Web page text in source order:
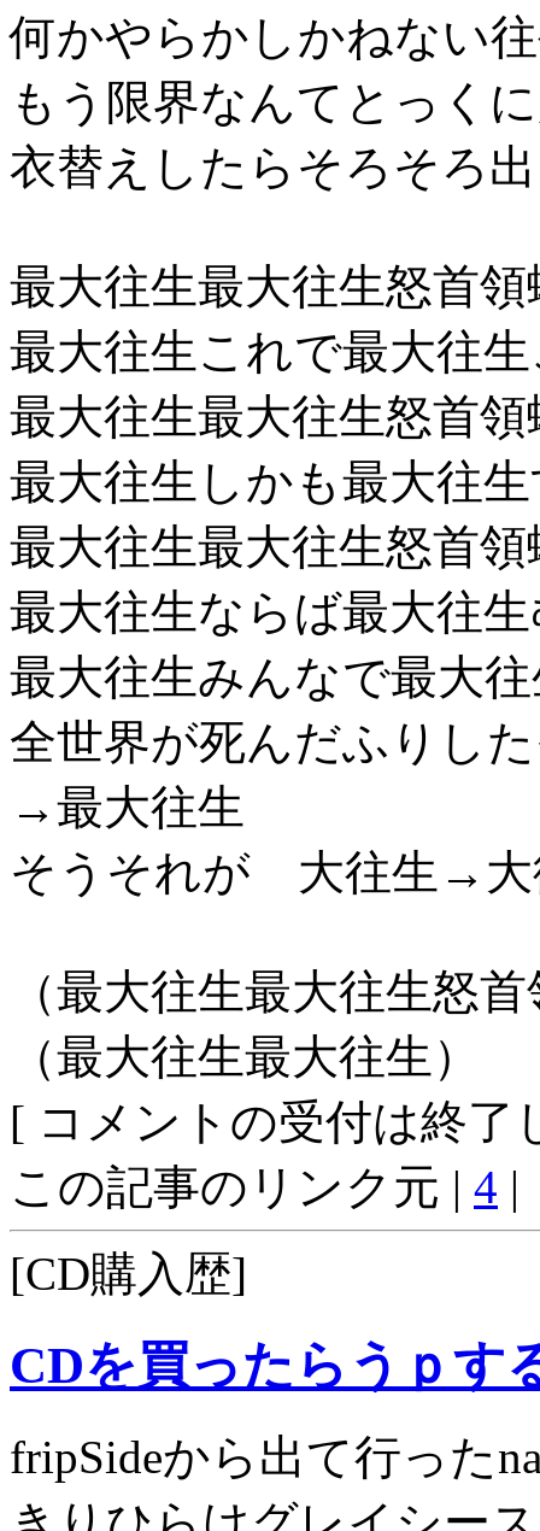
何かやらかしかねない
もう限界なんてとっく
衣替えしたらそろそろ
最大往生最大往生怒首
最大往生これで最大往
最大往生最大往生怒首
最大往生しかも最大往
最大往生最大往生怒首
最大往生ならば最大往
最大往生みんなで最大
全世界が死んだふりし
→最大往生
そうそれが 大往生→
（最大往生最大往生怒
（最大往生最大往生）
[ コメントの受付は終了
この記事のリンク元 | 4 |
[CD購入歴]
CDを買ったらうｐす
fripSideから出て行った